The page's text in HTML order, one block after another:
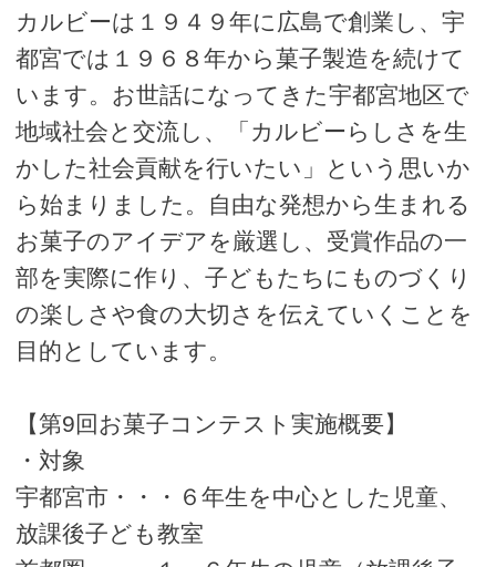
カルビーは１９４９年に広島で創業し、宇
都宮では１９６８年から菓子製造を続けて
います。お世話になってきた宇都宮地区で
地域社会と交流し、「カルビーらしさを生
かした社会貢献を行いたい」という思いか
ら始まりました。自由な発想から生まれる
お菓子のアイデアを厳選し、受賞作品の一
部を実際に作り、子どもたちにものづくり
の楽しさや食の大切さを伝えていくことを
目的としています。
【第9回お菓子コンテスト実施概要】
・対象
宇都宮市・・・６年生を中心とした児童、
放課後子ども教室